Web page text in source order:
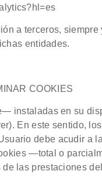
a terceros,
entidades.
COOKIES
instaladas en su
En este sentido,
debe acudir a
—total o
las prestaciones